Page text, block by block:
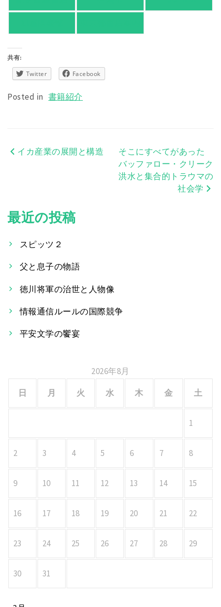
共有:
Twitter Facebook
Posted in 書籍紹介
投
ビ
ー
シ
ョ
ン
イカ産業の展開と構造
そこにすべてがあった
バッファロー・クリーク
洪水と集合的トラウマの
社会学
最近の投稿
スピッツ２
父と息子の物語
徳川将軍の治世と人物像
情報通信ルールの国際競争
平安文学の饗宴
2026年8月
日
月 火 水 木 金 土
1
2 3 4 5 6 7 8
9 10 11 12 13 14 15
16 17 18 19 20 21 22
23 24 25 26 27 28 29
30 31